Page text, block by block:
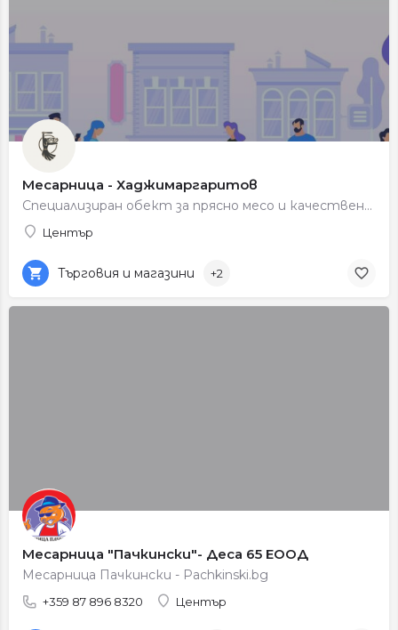
Месарница - Хаджимаргаритов
Специализиран обект за прясно месо и качествени месни продукти.
Център
Търговия и магазини +2
Месарница "Пачкински"- Деса 65 ЕООД
Месарница Пачкински - Pachkinski.bg
+359 87 896 8320 Център